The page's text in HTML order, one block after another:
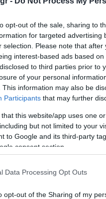
opt-out of the sale, sharing to
for targeted
selection. Please note that
interest-based ads based
to third parties prior to
of your personal
This information may also be
Participants that may further
that this website/app uses one
but not limited to your
to Google and its third-party
consent section.
Data Processing Opt Outs
opt-out of the Sharing of my
καθώς και όλων των
μέσω κινητού
ERGO Drive&Win, σε